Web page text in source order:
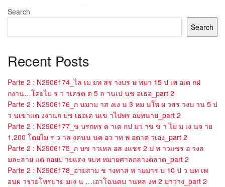
Search
Search
Recent Posts
Parte 2 : N2906174_ไล เม ยท สร างบร ษ ทมา 15 ป เพ อเด กฝ
กงาน…โดยไม ร ว าเครด ต 5 ล านเป นช อเธอ_part 2
Parte 2 : N2906176_ก นมาม าส งเง น 3 หม นให ผ วสร างบ าน 5 ป
ว นเขาแต งงานก บช เธอเด นเข าไปพร อมทนาย_part 2
Parte 2 : N2906177_ข บรถหร ด าเด กป มว าข ข า ไม ม เง นจ าย
1,200 โดยไม ร ว าล งคนน นค อว าท พ อตาต วเอง_part 2
Parte 2 : N2906175_ก นข าวเหล อส งแชร 2 ป ท าวแชร อ างล
มละลาย แต ถอยป ายแดง จบท หมายศาลกลางตลาด_part 2
Parte 2 : N2906178_อายสาม ช างทาส ห ามมาร บ 10 ป ว นท เพ
อนผ วรวยโทรมาย มเง น …เอาโฉนดบ านหล งท 2 มาวาง_part 2